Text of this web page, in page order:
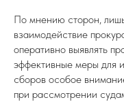
По мнению сторон,
взаимодействие
оперативно выявлять
эффективные меры для
сборов особое
при рассмотрении